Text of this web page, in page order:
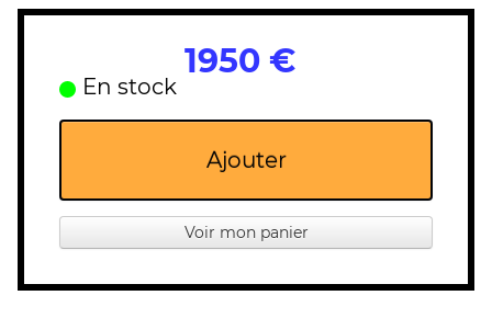
1950 €
En stock
Ajouter
Voir mon panier